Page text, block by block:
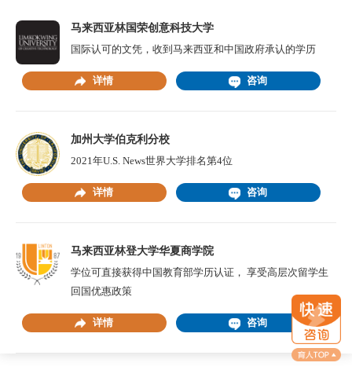
马来西亚林国荣创意科技大学
国际认可的文凭，收到马来西亚和中国政府承认的学历
详情 咨询
加州大学伯克利分校
2021年U.S. News世界大学排名第4位
详情 咨询
马来西亚林登大学华夏商学院
学位可直接获得中国教育部学历认证， 享受高层次留学生
回国优惠政策
详情 咨询